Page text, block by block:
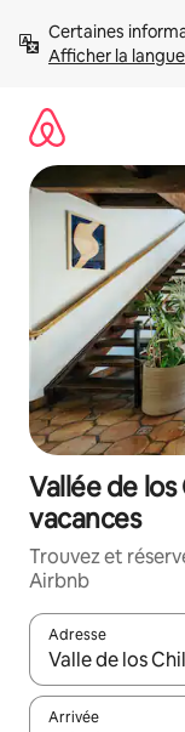
directement
Afficher la
Vallée de
vacances
Trouvez et
Airbnb
Adresse
Lorsque les
Arrivée